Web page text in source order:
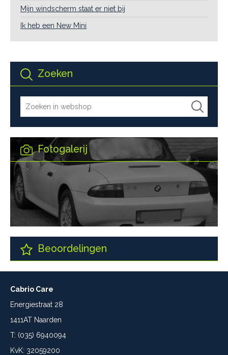
Zoeken
Fotogalerij
Beoordelingen
Mijn windscherm staat er niet bij
Ik heb een New Mini
Cabrio Care
Energiestraat 28
1411AT Naarden
T: (035) 6940094
KvK: 32059200